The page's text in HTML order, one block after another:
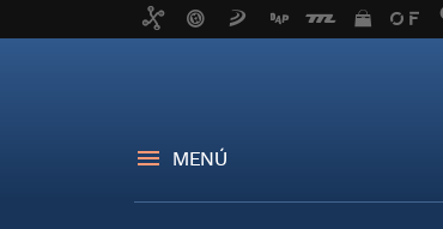
MENÚ